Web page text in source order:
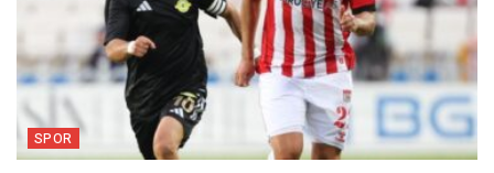
SPOR